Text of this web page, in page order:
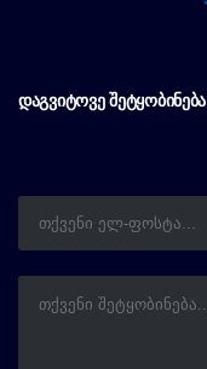
ᲓᲐᲒᲕᲘᲢᲝᲕᲔ ᲨᲔᲢᲧᲝᲑᲘᲜᲔᲑᲐ